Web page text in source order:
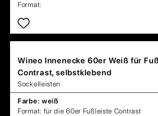
Format:
Wineo Innenecke 60er Weiß für
Contrast, selbstklebend
Sockelleisten
Farbe: weiß
Format: für die 60er Fußleiste Contrast